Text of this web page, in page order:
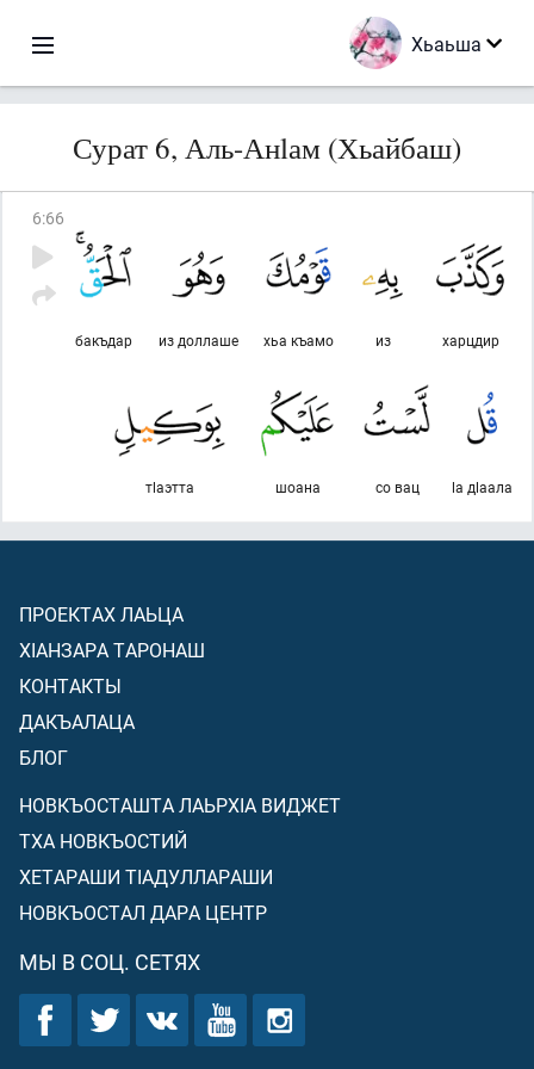
Хьаьша
Сурат 6, Аль-Анlам (Хьайбаш)
6:66
харцдир
из
хьа къамо
из доллаше
бакъдар
lа дlаала
со вац
шоана
тlаэтта
ПРОЕКТАХ ЛАЬЦА
ХIАНЗАРА ТАРОНАШ
КОНТАКТЫ
ДАКЪАЛАЦА
БЛОГ
НОВКЪОСТАШТА ЛАЬРХIА ВИДЖЕТ
ТХА НОВКЪОСТИЙ
ХЕТАРАШИ ТIАДУЛЛАРАШИ
НОВКЪОСТАЛ ДАРА ЦЕНТР
МЫ В СОЦ. СЕТЯХ